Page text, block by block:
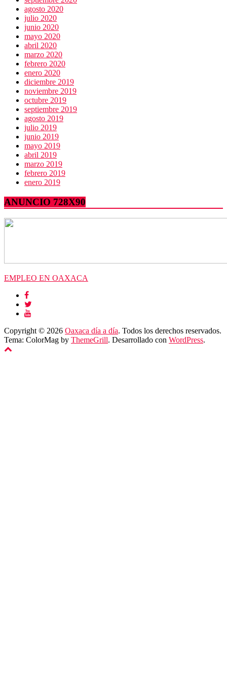
agosto 2020
julio 2020
junio 2020
mayo 2020
abril 2020
marzo 2020
febrero 2020
enero 2020
diciembre 2019
noviembre 2019
octubre 2019
septiembre 2019
agosto 2019
julio 2019
junio 2019
mayo 2019
abril 2019
marzo 2019
febrero 2019
enero 2019
ANUNCIO 728X90
EMPLEO EN OAXACA
Copyright © 2026 Oaxaca día a día. Todos los derechos reservados.
Tema: ColorMag by ThemeGrill. Desarrollado con WordPress.